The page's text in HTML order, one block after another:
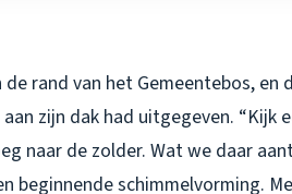
rand van het Gemeentebos, en
zijn dak had uitgegeven. “Kijk
naar de zolder. Wat we daar
beginnende schimmelvorming.